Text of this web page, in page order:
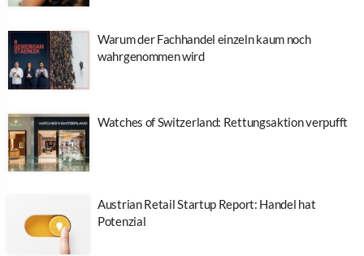
Warum der Fachhandel einzeln kaum noch
wahrgenommen wird
Watches of Switzerland: Rettungsaktion verpufft
Austrian Retail Startup Report: Handel hat
Potenzial